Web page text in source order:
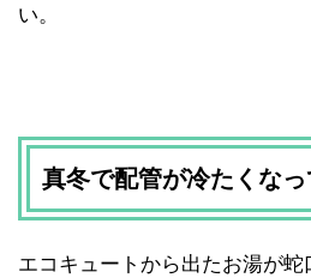
い。
真冬で配管が冷たくな
エコキュートから出たお湯が